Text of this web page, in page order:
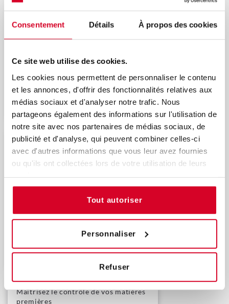
Consentement Détails À propos des cookies
Ce site web utilise des cookies.
Les cookies nous permettent de personnaliser le contenu
et les annonces, d'offrir des fonctionnalités relatives aux
médias sociaux et d'analyser notre trafic. Nous
partageons également des informations sur l'utilisation de
notre site avec nos partenaires de médias sociaux, de
publicité et d'analyse, qui peuvent combiner celles-ci
avec d'autres informations que vous leur avez fournies
ou qu'ils ont collectées lors de votre utilisation de leurs
Tout autoriser
Personnaliser
Refuser
conditionnement (AC) :
assurance qualité
Unique date en 2026
15/12/2026
Découvrir
Les points clés de l'audit qualité du
laboratoire de contrôle
Découvrir
Maîtrisez le contrôle de vos matières
premières